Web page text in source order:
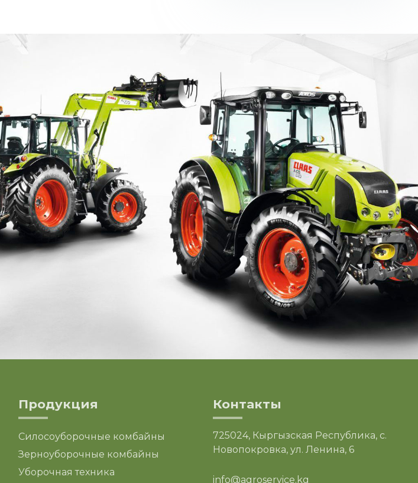
Продукция
Силосоуборочные комбайны
Зерноуборочные комбайны
Уборочная техника
Контакты
725024, Кыргызская Республика, с.
Новопокровка, ул. Ленина, 6
info@agroservice.kg